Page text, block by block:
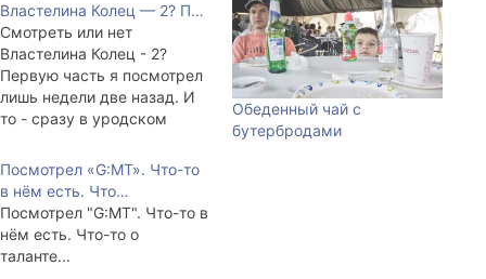
Властелина Колец — 2? П…
Смотреть или нет
Властелина Колец - 2?
Первую часть я посмотрел
лишь недели две назад. И
то - сразу в уродском
Два подряд поста во
френд-ленте: rlxa Ходил
вчера смотреть "Две
твердыни". Фильм - полное
говно. Итог просмотра
Обеденный чай с
бутербродами
Посмотрел «G:MT». Что-то
в нём есть. Что…
Посмотрел "G:MT". Что-то в
нём есть. Что-то о
таланте...